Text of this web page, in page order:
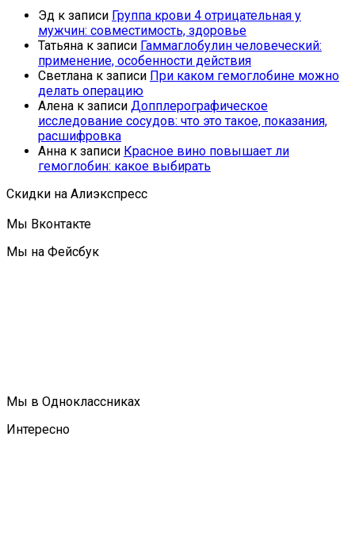
Эд к записи Группа крови 4 отрицательная у
мужчин: совместимость, здоровье
Татьяна к записи Гаммаглобулин человеческий:
применение, особенности действия
Светлана к записи При каком гемоглобине можно
делать операцию
Алена к записи Допплерографическое
исследование сосудов: что это такое, показания,
расшифровка
Анна к записи Красное вино повышает ли
гемоглобин: какое выбирать
Скидки на Алиэкспресс
Мы Вконтакте
Мы на Фейсбук
Мы в Одноклассниках
Интересно